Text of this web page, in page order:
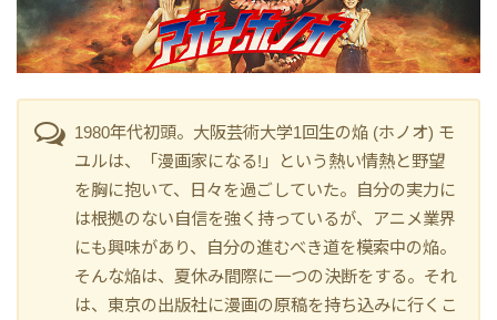
1980年代初頭。大阪芸術大学1回生の焔 (ホノオ) モ
ユルは、「漫画家になる!」という熱い情熱と野望
を胸に抱いて、日々を過ごしていた。自分の実力に
は根拠のない自信を強く持っているが、アニメ業界
にも興味があり、自分の進むべき道を模索中の焔。
そんな焔は、夏休み間際に一つの決断をする。それ
は、東京の出版社に漫画の原稿を持ち込みに行くこ